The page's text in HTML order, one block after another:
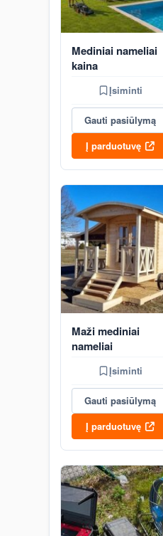
Mediniai nameliai
kaina
Įsiminti
Gauti pasiūlymą
Į parduotuvę
Maži mediniai
nameliai
Įsiminti
Gauti pasiūlymą
Į parduotuvę